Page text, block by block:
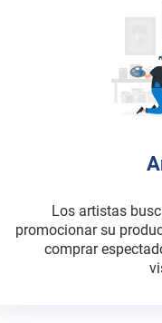
Los artistas
promocionar su
comprar